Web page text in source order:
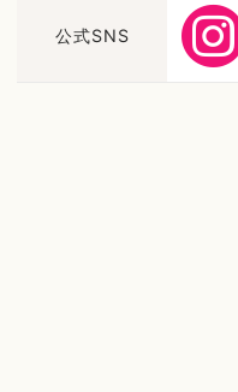
公式SNS